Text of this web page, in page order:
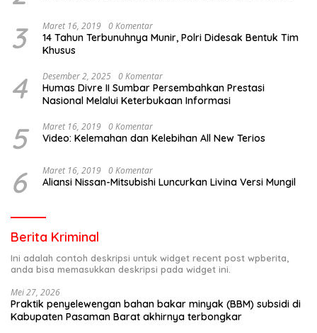
3 Maret 16, 2019 0 Komentar
14 Tahun Terbunuhnya Munir, Polri Didesak Bentuk Tim
Khusus
4 Desember 2, 2025 0 Komentar
Humas Divre II Sumbar Persembahkan Prestasi
Nasional Melalui Keterbukaan Informasi
5 Maret 16, 2019 0 Komentar
Video: Kelemahan dan Kelebihan All New Terios
6 Maret 16, 2019 0 Komentar
Aliansi Nissan-Mitsubishi Luncurkan Livina Versi Mungil
Berita Kriminal
Ini adalah contoh deskripsi untuk widget recent post wpberita,
anda bisa memasukkan deskripsi pada widget ini.
Mei 27, 2026
Praktik penyelewengan bahan bakar minyak (BBM) subsidi di
Kabupaten Pasaman Barat akhirnya terbongkar